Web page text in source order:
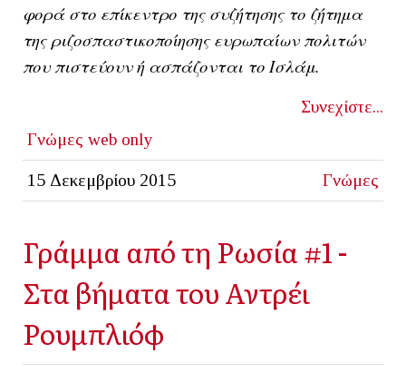
φορά στο επίκεντρο της συζήτησης το ζήτημα
της ριζοσπαστικοποίησης ευρωπαίων πολιτών
που πιστεύουν ή ασπάζονται το Ισλάμ.
Συνεχίστε...
Γνώμες web only
15 Δεκεμβρίου 2015 Γνώμες
Γράμμα από τη Ρωσία #1 -
Στα βήματα του Αντρέι
Ρουμπλιόφ